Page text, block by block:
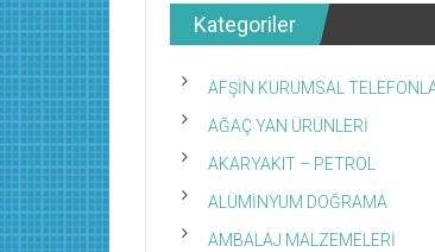
Kategoriler
AFŞİN KURUMSAL
AĞAÇ YAN ÜRÜNLERİ
AKARYAKIT – PETROL
ALÜMİNYUM DOĞRAMA
AMBALAJ MALZEMELERİ